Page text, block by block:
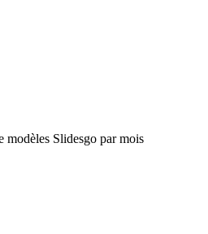
modèles Slidesgo par mois